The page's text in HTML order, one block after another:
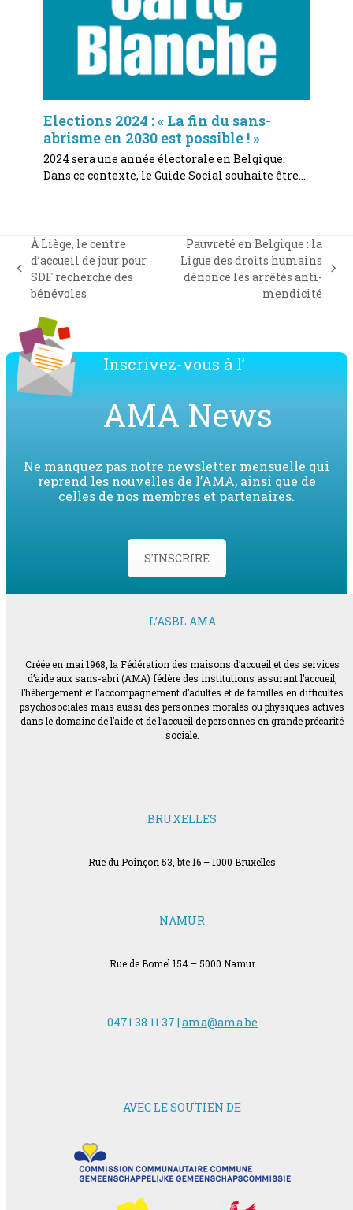
Elections 2024 : « La fin du sans-
abrisme en 2030 est possible ! »
2024 sera une année électorale en Belgique.
Dans ce contexte, le Guide Social souhaite être…
previous
post:
À Liège, le centre
d’accueil de jour pour
SDF recherche des
bénévoles
next
Pauvreté en Belgique : la
Ligue des droits humains
dénonce les arrêtés anti-
mendicité
Inscrivez-vous à l’
AMA News
Ne manquez pas notre newsletter mensuelle qui
reprend les nouvelles de l’AMA, ainsi que de
celles de nos membres et partenaires.
S'INSCRIRE
L’ASBL AMA
Créée en mai 1968, la Fédération des maisons d’accueil et des services
d’aide aux sans-abri (AMA) fédère des institutions assurant l’accueil,
l’hébergement et l’accompagnement d’adultes et de familles en difficultés
psychosociales mais aussi des personnes morales ou physiques actives
dans le domaine de l’aide et de l’accueil de personnes en grande précarité
sociale.
BRUXELLES
Rue du Poinçon 53, bte 16 – 1000 Bruxelles
NAMUR
Rue de Bomel 154 – 5000 Namur
0471 38 11 37 | ama@ama.be
AVEC LE SOUTIEN DE